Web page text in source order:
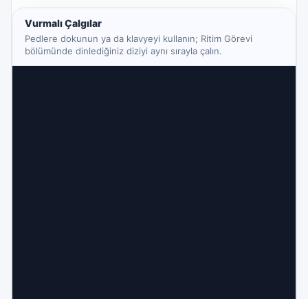
Vurmalı Çalgılar
Pedlere dokunun ya da klavyeyi kullanın; Ritim Görevi
bölümünde dinlediğiniz diziyi aynı sırayla çalın.